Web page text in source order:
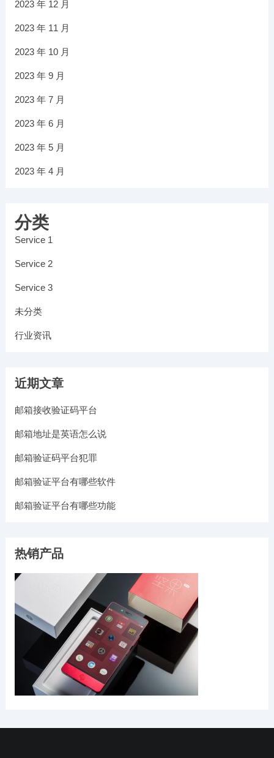
2023 年 12 月
2023 年 11 月
2023 年 10 月
2023 年 9 月
2023 年 7 月
2023 年 6 月
2023 年 5 月
2023 年 4 月
分类
Service 1
Service 2
Service 3
未分类
行业资讯
近期文章
邮箱接收验证码平台
邮箱地址是英语怎么说
邮箱验证码平台犯罪
邮箱验证平台有哪些软件
邮箱验证平台有哪些功能
热销产品